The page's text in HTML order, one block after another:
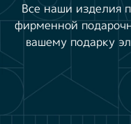
Все наши изделия
фирменной
вашему подарку